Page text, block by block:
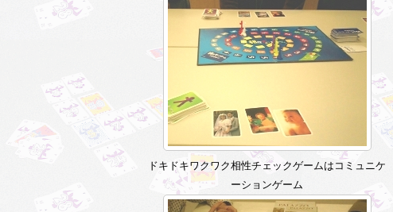
ドキドキワクワク相性チェックゲームはコミュニケ
ーションゲーム